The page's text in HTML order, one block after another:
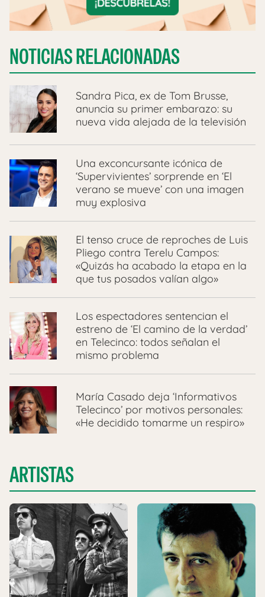
NOTICIAS RELACIONADAS
Sandra Pica, ex de Tom Brusse,
anuncia su primer embarazo: su
nueva vida alejada de la televisión
Una exconcursante icónica de
‘Supervivientes’ sorprende en ‘El
verano se mueve’ con una imagen
muy explosiva
El tenso cruce de reproches de Luis
Pliego contra Terelu Campos:
«Quizás ha acabado la etapa en la
que tus posados valían algo»
Los espectadores sentencian el
estreno de ‘El camino de la verdad’
en Telecinco: todos señalan el
mismo problema
María Casado deja ‘Informativos
Telecinco’ por motivos personales:
«He decidido tomarme un respiro»
ARTISTAS